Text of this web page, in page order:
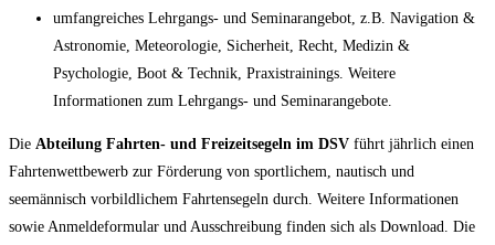
umfangreiches Lehrgangs- und Seminarangebot, z.B. Navigation &
Astronomie, Meteorologie, Sicherheit, Recht, Medizin &
Psychologie, Boot & Technik, Praxistrainings. Weitere
Informationen zum Lehrgangs- und Seminarangebote.
Die Abteilung Fahrten- und Freizeitsegeln im DSV führt jährlich einen
Fahrtenwettbewerb zur Förderung von sportlichem, nautisch und
seemännisch vorbildlichem Fahrtensegeln durch. Weitere Informationen
sowie Anmeldeformular und Ausschreibung finden sich als Download. Die